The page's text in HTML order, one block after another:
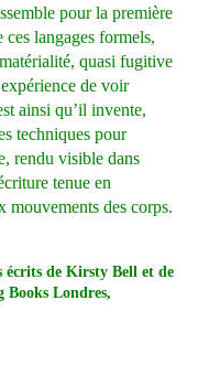
pour la première
ces langages formels,
quasi fugitive
de voir
ainsi qu’il invente,
techniques pour
rendu visible dans
tenue en
mouvements des corps.
écrits de Kirsty Bell et de
Books Londres,